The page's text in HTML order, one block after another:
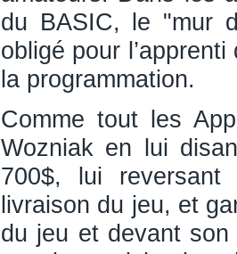
du BASIC, le "mur
obligé pour
la programmation.
Comme tout les
Wozniak en lui
700$, lui
livraison du jeu, et
du jeu et devant son